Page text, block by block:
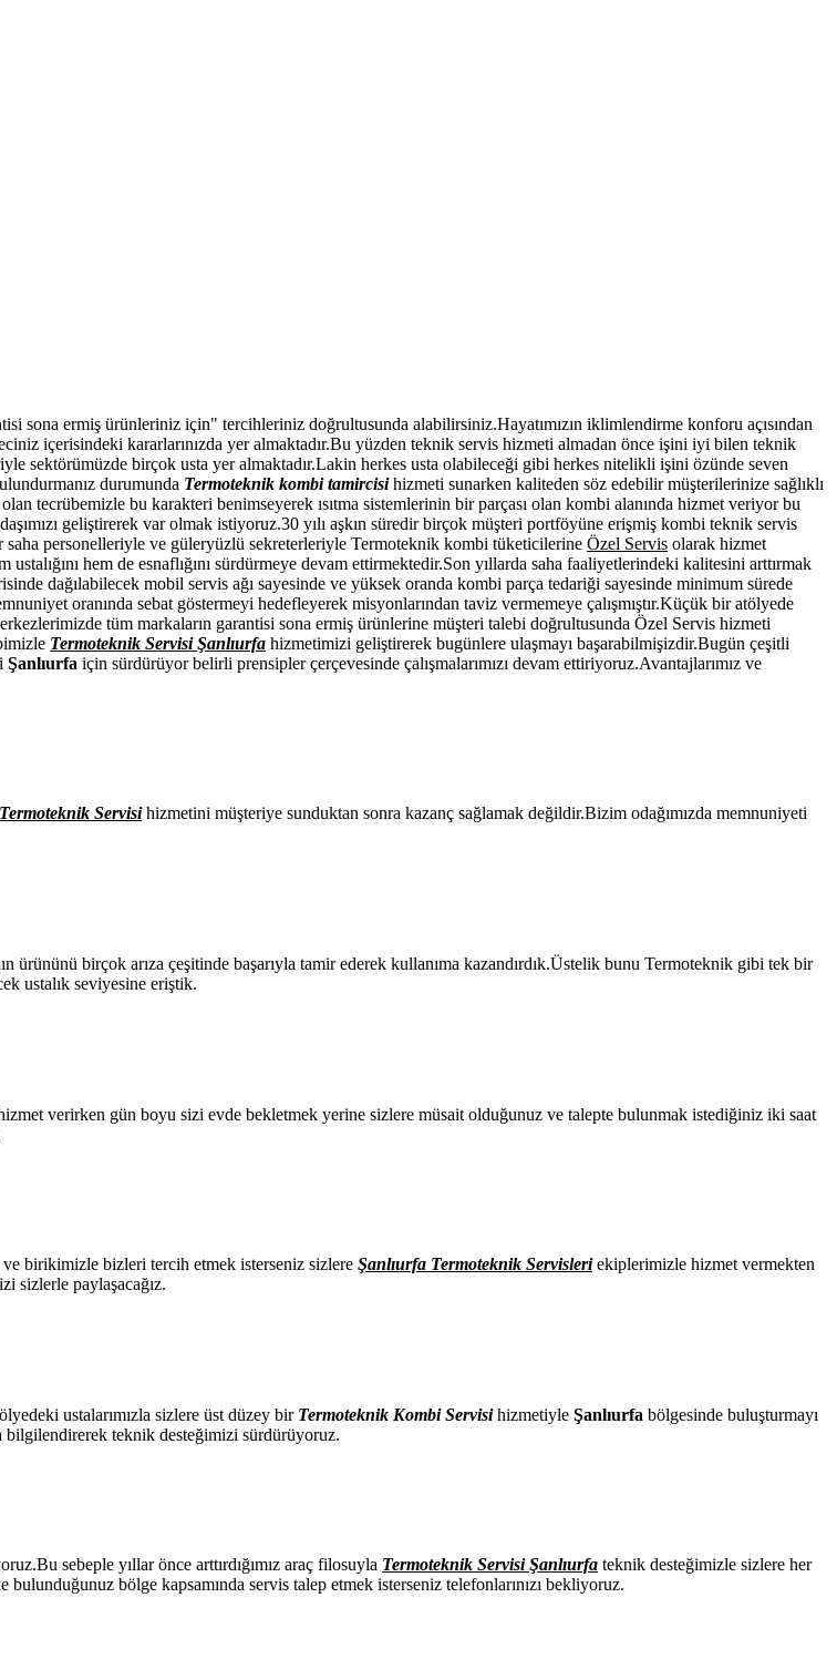
sona ermiş ürünleriniz için" tercihleriniz doğrultusunda alabilirsiniz.Hayatımızın iklimlendirme konforu açısından
içerisindeki kararlarınızda yer almaktadır.Bu yüzden teknik servis hizmeti almadan önce işini iyi bilen teknik
sektörümüzde birçok usta yer almaktadır.Lakin herkes usta olabileceği gibi herkes nitelikli işini özünde seven
durumunda Termoteknik kombi tamircisihizmeti sunarken kaliteden söz edebilir müşterilerinize sağlıklı
tecrübemizle bu karakteri benimseyerek ısıtma sistemlerinin bir parçası olan kombi alanında hizmet veriyor bu
geliştirerek var olmak istiyoruz.30 yılı aşkın süredir birçok müşteri portföyüne erişmiş kombi teknik servis
personelleriyle ve güleryüzlü sekreterleriyle Termoteknik kombi tüketicilerine Özel Servis olarak hizmet
hem de esnaflığını sürdürmeye devam ettirmektedir.Son yıllarda saha faaliyetlerindeki kalitesini arttırmak
dağılabilecek mobil servis ağı sayesinde ve yüksek oranda kombi parça tedariği sayesinde minimum sürede
oranında sebat göstermeyi hedefleyerek misyonlarından taviz vermemeye çalışmıştır.Küçük bir atölyede
tüm markaların garantisi sona ermiş ürünlerine müşteri talebi doğrultusunda Özel Servis hizmeti
Termoteknik Servisi Şanlıurfa hizmetimizi geliştirerek bugünlere ulaşmayı başarabilmişizdir.Bugün çeşitli
Şanlıurfa için sürdürüyor belirli prensipler çerçevesinde çalışmalarımızı devam ettiriyoruz.Avantajlarımız ve
Servisihizmetini müşteriye sunduktan sonra kazanç sağlamak değildir.Bizim odağımızda memnuniyeti
birçok arıza çeşitinde başarıyla tamir ederek kullanıma kazandırdık.Üstelik bunu Termoteknik gibi tek bir
ustalık seviyesine eriştik.
verirken gün boyu sizi evde bekletmek yerine sizlere müsait olduğunuz ve talepte bulunmak istediğiniz iki saat
ve birikimizle bizleri tercih etmek isterseniz sizlere Şanlıurfa Termoteknik Servisleriekiplerimizle hizmet vermekten
sizlerle paylaşacağız.
ustalarımızla sizlere üst düzey bir Termoteknik Kombi Servisihizmetiyle Şanlıurfa bölgesinde buluşturmayı
teknik desteğimizi sürdürüyoruz.
sebeple yıllar önce arttırdığımız araç filosuyla Termoteknik Servisi Şanlıurfa teknik desteğimizle sizlere her
bölge kapsamında servis talep etmek isterseniz telefonlarınızı bekliyoruz.